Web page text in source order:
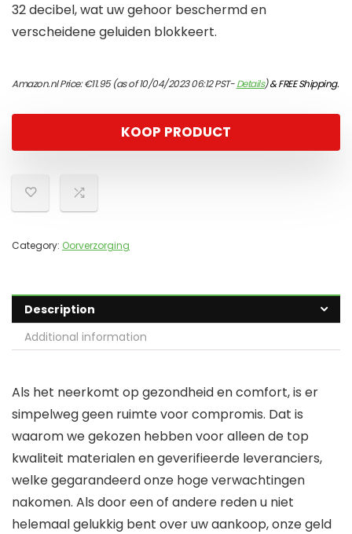
32 decibel, wat uw gehoor beschermd en
verscheidene geluiden blokkeert.
Amazon.nl Price:€11.95(as of 10/04/2023 06:12 PST-Details)&FREE Shipping.
KOOP PRODUCT
Category: Oorverzorging
Description
Additional information
Als het neerkomt op gezondheid en comfort, is er
simpelweg geen ruimte voor compromis. Dat is
waarom we gekozen hebben voor alleen de top
kwaliteit materialen en geverifieerde leveranciers,
welke gegarandeerd onze hoge verwachtingen
nakomen. Als door een of andere reden u niet
helemaal gelukkig bent over uw aankoop, onze geld